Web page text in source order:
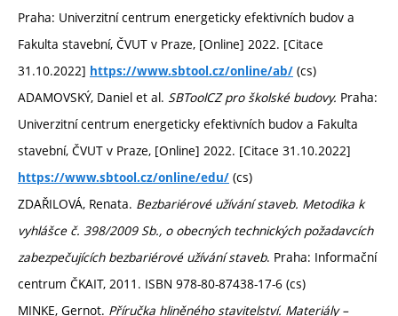
Praha: Univerzitní centrum energeticky efektivních budov a
Fakulta stavební, ČVUT v Praze, [Online] 2022. [Citace
31.10.2022] https://www.sbtool.cz/online/ab/ (cs)
ADAMOVSKÝ, Daniel et al. SBToolCZ pro školské budovy. Praha:
Univerzitní centrum energeticky efektivních budov a Fakulta
stavební, ČVUT v Praze, [Online] 2022. [Citace 31.10.2022]
https://www.sbtool.cz/online/edu/ (cs)
ZDAŘILOVÁ, Renata. Bezbariérové užívání staveb. Metodika k
vyhlášce č. 398/2009 Sb., o obecných technických požadavcích
zabezpečujících bezbariérové užívání staveb. Praha: Informační
centrum ČKAIT, 2011. ISBN 978-80-87438-17-6 (cs)
MINKE, Gernot. Příručka hliněného stavitelství. Materiály –